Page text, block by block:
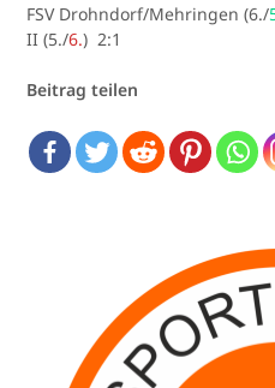
FSV Drohndorf/Mehringen (6./
II (5./6.) 2:1
Beitrag teilen